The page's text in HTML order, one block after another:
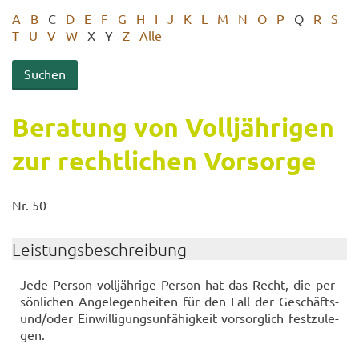
A B C D E F G H I J K L M N O P Q R
S
T
U V W X Y Z Alle
Be­ra­tung von Voll­jäh­ri­gen
zur recht­li­chen Vor­sor­ge
Nr. 50
Leis­tungs­be­schrei­bung
Jede Per­son voll­jäh­ri­ge Per­son hat das Recht, die per­
sön­li­chen An­ge­le­gen­hei­ten für den Fall der Geschäfts-​
und/oder Ein­wil­li­gungs­un­fä­hig­keit vor­sorg­lich fest­zu­le­
gen.